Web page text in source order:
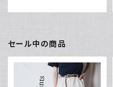
セール中の商品